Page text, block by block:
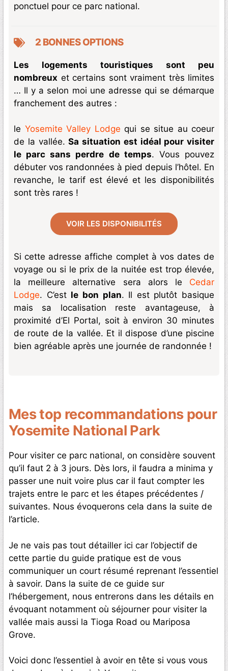
ponctuel pour ce parc national.
2 BONNES OPTIONS
Les logements touristiques sont peu
nombreux et certains sont vraiment très limites
… Il y a selon moi une adresse qui se démarque
franchement des autres :
le Yosemite Valley Lodge qui se situe au coeur
de la vallée.Sa situation est idéal pour visiter
le parc sans perdre de temps. Vous pouvez
débuter vos randonnées à pied depuis l’hôtel. En
revanche, le tarif est élevé et les disponibilités
sont très rares !
VOIR LES DISPONIBILITÉS
Si cette adresse affiche complet à vos dates de
voyage ou si le prix de la nuitée est trop élevée,
la meilleure alternative sera alors le Cedar
Lodge. C’est le bon plan. Il est plutôt basique
mais sa localisation reste avantageuse, à
proximité d’El Portal, soit à environ 30 minutes
de route de la vallée. Et il dispose d’une piscine
bien agréable après une journée de randonnée !
Mes top recommandations pour
Yosemite National Park
Pour visiter ce parc national, on considère souvent
qu’il faut 2 à 3 jours. Dès lors, il faudra a minima y
passer une nuit voire plus car il faut compter les
trajets entre le parc et les étapes précédentes /
suivantes. Nous évoquerons cela dans la suite de
l’article.
Je ne vais pas tout détailler ici car l’objectif de
cette partie du guide pratique est de vous
communiquer un court résumé reprenant l’essentiel
à savoir. Dans la suite de ce guide sur
l’hébergement, nous entrerons dans les détails en
évoquant notamment où séjourner pour visiter la
vallée mais aussi la Tioga Road ou Mariposa
Grove.
Voici donc l’essentiel à avoir en tête si vous vous